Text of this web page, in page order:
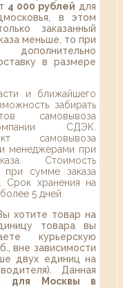
4 000 рублей для
в этом
заказанный
меньше, то при
в размере
и ближайшего
забирать
самовывоза
СДЭК.
самовывоза
менеджерами при
Стоимость
при сумме заказа
. Срок хранения на
5 дней.
хотите товар на
товара вы
курьерскую
вне зависимости
двух единиц на
Данная
для Москвы в